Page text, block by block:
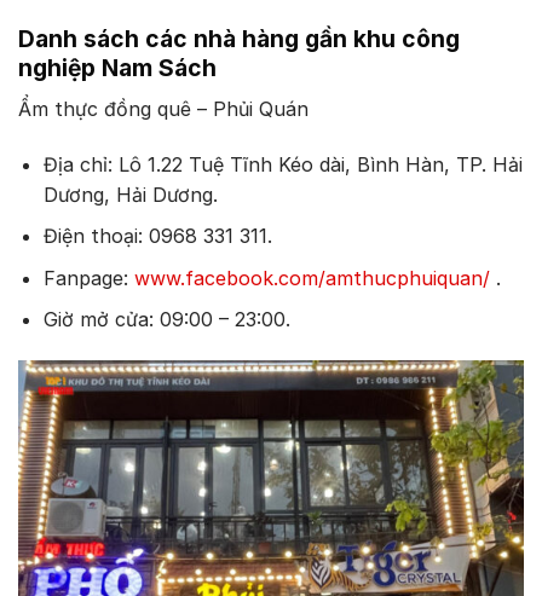
Danh sách các nhà hàng gần khu công
nghiệp Nam Sách
Ẩm thực đồng quê – Phủi Quán
Địa chỉ: Lô 1.22 Tuệ Tĩnh Kéo dài, Bình Hàn, TP. Hải
Dương, Hải Dương.
Điện thoại: 0968 331 311.
Fanpage: www.facebook.com/amthucphuiquan/.
Giờ mở cửa: 09:00 – 23:00.